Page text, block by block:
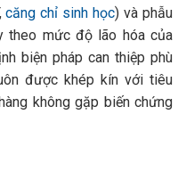
căng chỉ sinh học) và phẫu
theo mức độ lão hóa của
biện pháp can thiệp phù
được khép kín với tiêu
không gặp biến chứng